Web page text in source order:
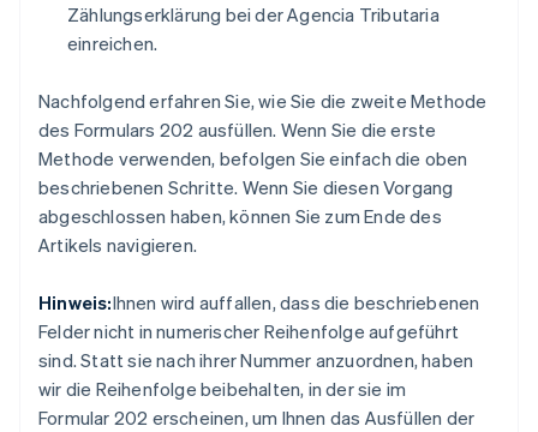
Zählungserklärung bei der Agencia Tributaria
einreichen.
Nachfolgend erfahren Sie, wie Sie die zweite Methode
des Formulars 202 ausfüllen. Wenn Sie die erste
Methode verwenden, befolgen Sie einfach die oben
beschriebenen Schritte. Wenn Sie diesen Vorgang
abgeschlossen haben, können Sie zum Ende des
Artikels navigieren.
Hinweis:Ihnen wird auffallen, dass die beschriebenen
Felder nicht in numerischer Reihenfolge aufgeführt
sind. Statt sie nach ihrer Nummer anzuordnen, haben
wir die Reihenfolge beibehalten, in der sie im
Formular 202 erscheinen, um Ihnen das Ausfüllen der